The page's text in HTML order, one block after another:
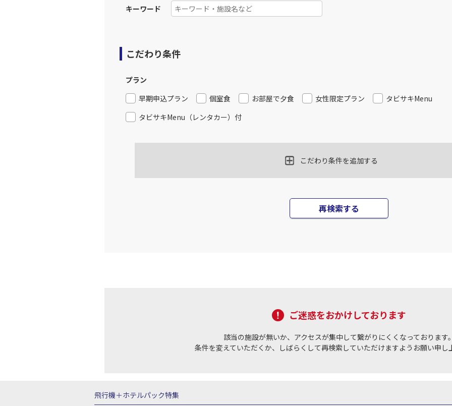
キーワード
こだわり条件
プラン
早期申込プラン
個室食 お部屋で夕食 女性限定プラン
タビサキMenu
タビサキMenu（レンタカー）付
こだわり条件を追加する
再検索する
ご迷惑をおかけしております
該当の施設が無いか、アクセスが集中して繋がりにくくなっております
条件を変えていただくか、しばらくして再検索していただけますようお願い申し
飛行機＋ホテルパック特集